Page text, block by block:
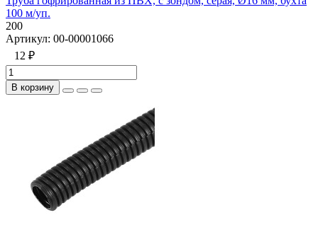
100 м/уп.
200
Артикул: 00-00001066
12 ₽
В корзину